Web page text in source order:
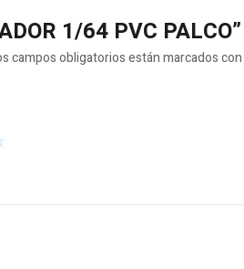
1/64 PVC PALCO”
campos obligatorios están marcados con